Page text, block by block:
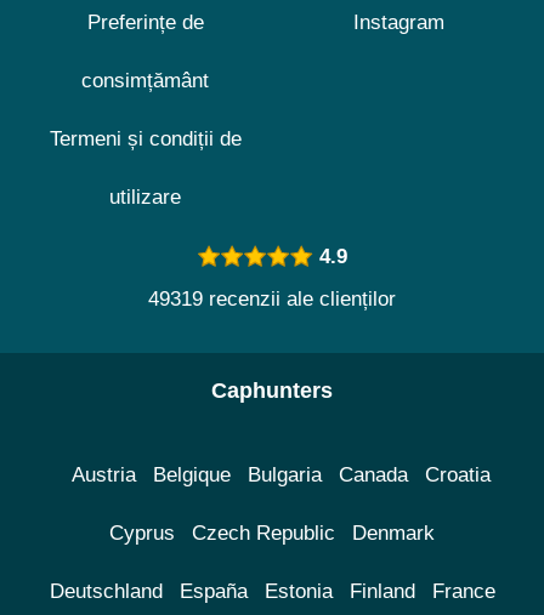
Preferințe de
consimțământ
Termeni și condiții de
utilizare
Instagram
4.9
49319 recenzii ale clienților
Caphunters
Austria Belgique Bulgaria Canada Croatia
Cyprus Czech Republic Denmark
Deutschland España Estonia Finland France